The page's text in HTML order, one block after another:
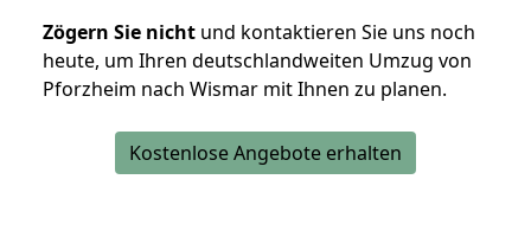
Zögern Sie nicht und kontaktieren Sie uns noch
heute, um Ihren deutschlandweiten Umzug von
Pforzheim nach Wismar mit Ihnen zu planen.
Kostenlose Angebote erhalten